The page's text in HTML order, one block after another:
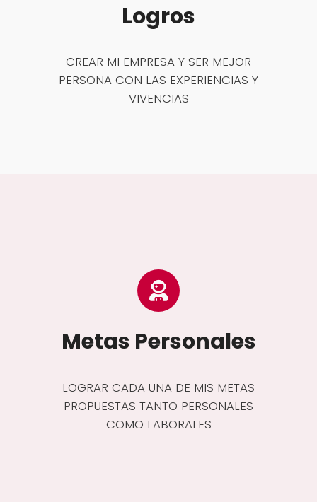
Logros
CREAR MI EMPRESA Y SER MEJOR
PERSONA CON LAS EXPERIENCIAS Y
VIVENCIAS
Metas Personales
LOGRAR CADA UNA DE MIS METAS
PROPUESTAS TANTO PERSONALES
COMO LABORALES